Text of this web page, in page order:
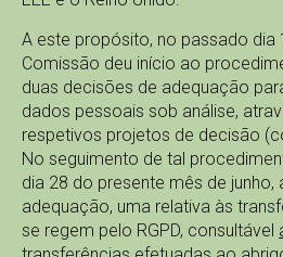
A este propósito, no passado dia
Comissão deu início ao
duas decisões de adequação
dados pessoais sob análise,
respetivos projetos de decisão
No seguimento de tal
dia 28 do presente mês de junho,
adequação, uma relativa às
se regem pelo RGPD, consultável